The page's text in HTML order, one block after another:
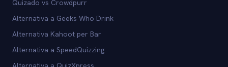
Quizado vs Crowdpurr
Alternativa a Geeks Who Drink
Alternativa Kahoot per Bar
Alternativa a SpeedQuizzing